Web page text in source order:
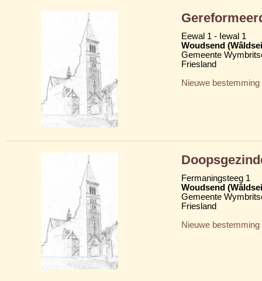
Eewal 1 - Iewal 1
Woudsend
Gemeente
Friesland
Nieuwe bestemming
Fermaningsteeg 1
Woudsend
Gemeente
Friesland
Nieuwe bestemming